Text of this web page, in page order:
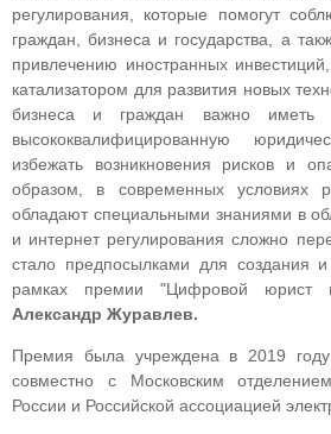
регулирования, которые помогут
граждан, бизнеса и государства, а
привлечению иностранных
катализатором для развития новых
бизнеса и граждан важно иметь
высококвалифицированную
избежать возникновения рисков и
образом, в современных условиях
обладают специальными знаниями в
и интернет регулирования сложно
стало предпосылками для создания
рамках премии "Цифровой юрист
Александр Журавлев.
Премия была учреждена в 2019
совместно с Московским
России и Российской ассоциацией